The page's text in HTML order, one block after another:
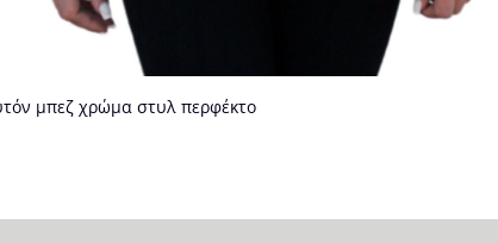
μπεζ χρώμα στυλ περφέκτο